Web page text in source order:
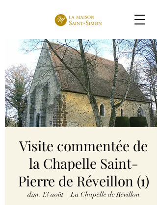
Visite commentée de
la Chapelle Saint-
Pierre de Réveillon (1)
dim. 13 août
  |
La Chapelle de Révillon